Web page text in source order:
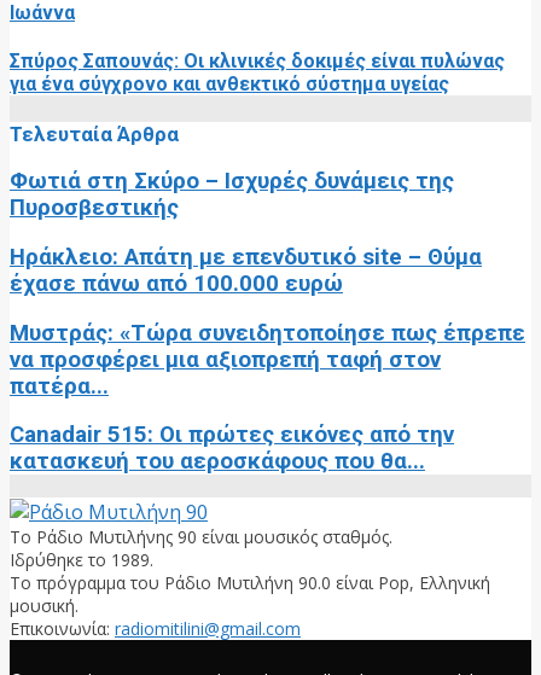
Ιωάννα
Σπύρος Σαπουνάς: Οι κλινικές δοκιμές είναι πυλώνας
για ένα σύγχρονο και ανθεκτικό σύστημα υγείας
Τελευταία Άρθρα
Φωτιά στη Σκύρο – Ισχυρές δυνάμεις της
Πυροσβεστικής
Ηράκλειο: Απάτη με επενδυτικό site – Θύμα
έχασε πάνω από 100.000 ευρώ
Μυστράς: «Τώρα συνειδητοποίησε πως έπρεπε
να προσφέρει μια αξιοπρεπή ταφή στον
πατέρα...
Canadair 515: Οι πρώτες εικόνες από την
κατασκευή του αεροσκάφους που θα...
Το Ράδιο Μυτιλήνης 90 είναι μουσικός σταθμός.
Ιδρύθηκε το 1989.
Το πρόγραμμα του Ράδιο Μυτιλήνη 90.0 είναι Pop, Ελληνική
μουσική.
Επικοινωνία: radiomitilini@gmail.com